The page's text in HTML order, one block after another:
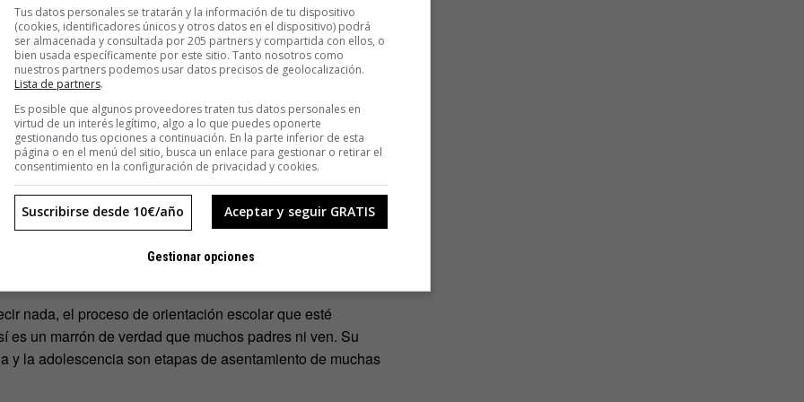
centrada en estereotipos que enfatizan los aspectos
falta una mirada tranquila y serena para entenderla.
el libro, es más bien un problema de tamaño («hijos
parte del problema. Hay padres que se preocupan en
en el proceso de búsqueda de su identidad y ven un
su hijo quiere hacerse un
piercing
nada, el proceso de orientación escolar que esté
un marrón de verdad que muchos padres ni ven. Su
y la adolescencia son etapas de asentamiento de muchas
Tus datos personales se tratarán y la información de tu dispositivo
(cookies, identificadores únicos y otros datos en el dispositivo) podrá
ser almacenada y consultada por 205 partners y compartida con ellos, o
bien usada específicamente por este sitio. Tanto nosotros como
nuestros partners podemos usar datos precisos de geolocalización.
Lista de partners.
Es posible que algunos proveedores traten tus datos personales en
virtud de un interés legítimo, algo a lo que puedes oponerte
gestionando tus opciones a continuación. En la parte inferior de esta
página o en el menú del sitio, busca un enlace para gestionar o retirar el
consentimiento en la configuración de privacidad y cookies.
Aceptar y seguir GRATIS
Suscribirse desde 10€/año
Gestionar opciones